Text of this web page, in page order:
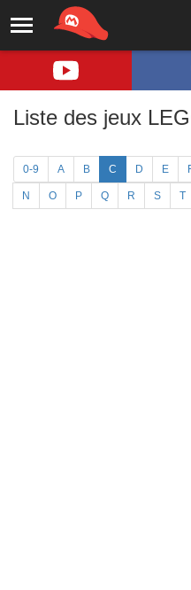
Liste des jeux
0-9 A B C D E
N O P Q R S T